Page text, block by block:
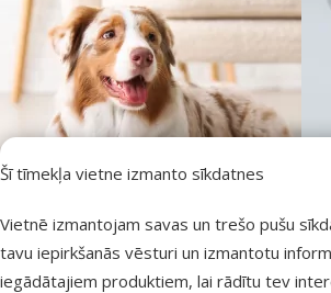
Šī tīmekļa vietne izmanto sīkdatnes
Vietnē izmantojam savas un trešo pušu
tavu iepirkšanās vēsturi un izmantotu
iegādātajiem produktiem, lai rādītu tev